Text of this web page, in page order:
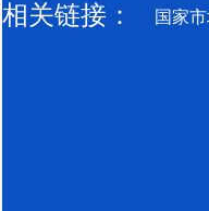
相关链接： 国家